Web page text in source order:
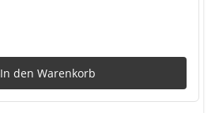
In den Warenkorb